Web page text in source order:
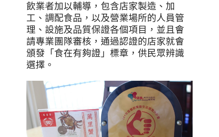
飲業者加以輔導，包含店家製造、加
工、調配食品，以及營業場所的人員管
理、設施及品質保證各個項目，並且會
請專業團隊審核，通過認證的店家就會
頒發「食在有夠證」標章，供民眾辨識
選擇。